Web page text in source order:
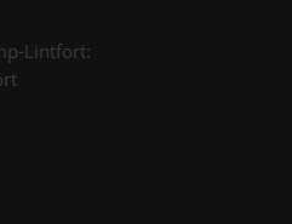
Lintfort: